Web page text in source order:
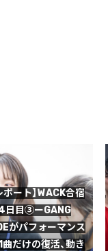
ポート】WACK合宿
日目③ーGANG
がパフォーマンス
だけの復活、動き